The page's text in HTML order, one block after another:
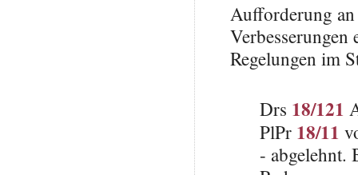
Aufforderung
Regelungen im
Drs 18/121
PlPr 18/11
- abgelehnt.